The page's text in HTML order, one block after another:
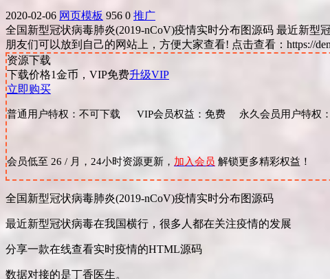
2020-02-06 网页模板 956 0 推广
全国新型冠状病毒肺炎(2019-nCoV)疫情实时分布图源码 最近新
朋友们可以放到自己的网站上，方便大家查看! 点击查看：https://
资源下载
下载价格1金币，VIP免费升级VIP
立即购买
普通用户特权：不可下载 VIP会员权益：免费 永久会员用户特权
会员低至 26 / 月，24小时资源更新， 加入会员 解锁更多精彩权益！
全国新型冠状病毒肺炎(2019-nCoV)疫情实时分布图源码
最近新型冠状病毒在我国横行，很多人都在关注疫情的发展
分享一款在线查看实时疫情的HTML源码
数据对接的是丁香医生。